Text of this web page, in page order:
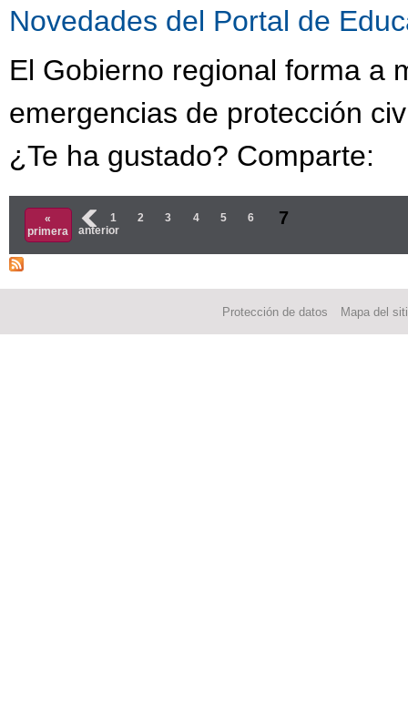
Novedades del Portal de
El Gobierno regional forma a
emergencias de protección
¿Te ha gustado? Comparte:
Páginas
«
primera
‹
anterior
1 2 3 4 5 6 7
Protección de datos Mapa del